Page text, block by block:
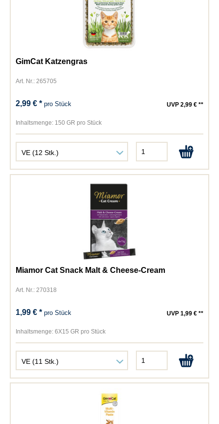
GimCat Katzengras
Art. Nr.: 265705
2,99 € *pro Stück UVP 2,99 € **
Inhaltsmenge: 150 GR pro Stück
Miamor Cat Snack Malt & Cheese-Cream
Art. Nr.: 270318
1,99 € *pro Stück UVP 1,99 € **
Inhaltsmenge: 6X15 GR pro Stück